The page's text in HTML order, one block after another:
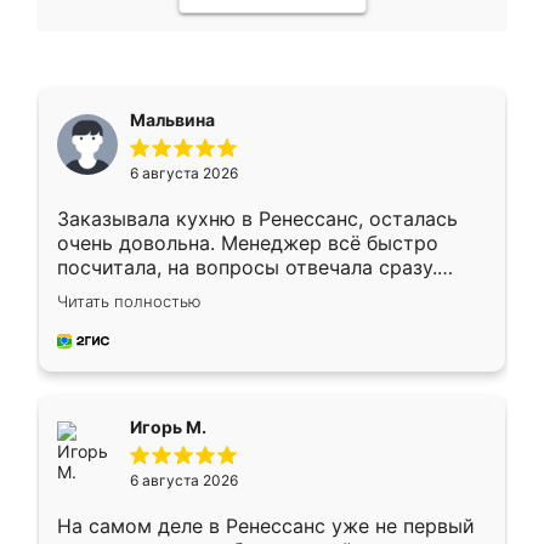
Мальвина
6 августа 2026
Заказывала кухню в Ренессанс, осталась
очень довольна. Менеджер всё быстро
посчитала, на вопросы отвечала сразу.
Замерщик приехал в субботу, подошёл к
делу со всей ответственностью. Собрали
за день, ребята работали аккуратно, даже
Читать полностью
Игорь М.
6 августа 2026
На самом деле в Ренессанс уже не первый